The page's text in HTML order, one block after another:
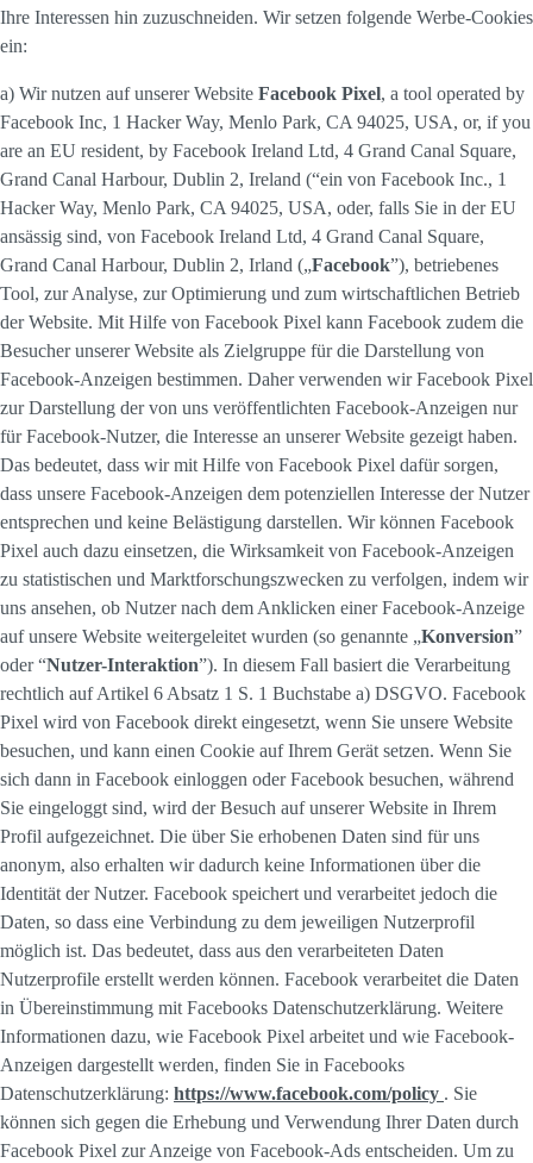
Ihre Interessen hin zuzuschneiden. Wir setzen folgende Werbe-Cookies
ein:
a) Wir nutzen auf unserer Website Facebook Pixel, a tool operated by
Facebook Inc, 1 Hacker Way, Menlo Park, CA 94025, USA, or, if you
are an EU resident, by Facebook Ireland Ltd, 4 Grand Canal Square,
Grand Canal Harbour, Dublin 2, Ireland (“ein von Facebook Inc., 1
Hacker Way, Menlo Park, CA 94025, USA, oder, falls Sie in der EU
ansässig sind, von Facebook Ireland Ltd, 4 Grand Canal Square,
Grand Canal Harbour, Dublin 2, Irland („Facebook”), betriebenes
Tool, zur Analyse, zur Optimierung und zum wirtschaftlichen Betrieb
der Website. Mit Hilfe von Facebook Pixel kann Facebook zudem die
Besucher unserer Website als Zielgruppe für die Darstellung von
Facebook-Anzeigen bestimmen. Daher verwenden wir Facebook Pixel
zur Darstellung der von uns veröffentlichten Facebook-Anzeigen nur
für Facebook-Nutzer, die Interesse an unserer Website gezeigt haben.
Das bedeutet, dass wir mit Hilfe von Facebook Pixel dafür sorgen,
dass unsere Facebook-Anzeigen dem potenziellen Interesse der Nutzer
entsprechen und keine Belästigung darstellen. Wir können Facebook
Pixel auch dazu einsetzen, die Wirksamkeit von Facebook-Anzeigen
zu statistischen und Marktforschungszwecken zu verfolgen, indem wir
uns ansehen, ob Nutzer nach dem Anklicken einer Facebook-Anzeige
auf unsere Website weitergeleitet wurden (so genannte „Konversion”
oder “Nutzer-Interaktion”). In diesem Fall basiert die Verarbeitung
rechtlich auf Artikel 6 Absatz 1 S. 1 Buchstabe a) DSGVO. Facebook
Pixel wird von Facebook direkt eingesetzt, wenn Sie unsere Website
besuchen, und kann einen Cookie auf Ihrem Gerät setzen. Wenn Sie
sich dann in Facebook einloggen oder Facebook besuchen, während
Sie eingeloggt sind, wird der Besuch auf unserer Website in Ihrem
Profil aufgezeichnet. Die über Sie erhobenen Daten sind für uns
anonym, also erhalten wir dadurch keine Informationen über die
Identität der Nutzer. Facebook speichert und verarbeitet jedoch die
Daten, so dass eine Verbindung zu dem jeweiligen Nutzerprofil
möglich ist. Das bedeutet, dass aus den verarbeiteten Daten
Nutzerprofile erstellt werden können. Facebook verarbeitet die Daten
in Übereinstimmung mit Facebooks Datenschutzerklärung. Weitere
Informationen dazu, wie Facebook Pixel arbeitet und wie Facebook-
Anzeigen dargestellt werden, finden Sie in Facebooks
Datenschutzerklärung: https://www.facebook.com/policy . Sie
können sich gegen die Erhebung und Verwendung Ihrer Daten durch
Facebook Pixel zur Anzeige von Facebook-Ads entscheiden. Um zu